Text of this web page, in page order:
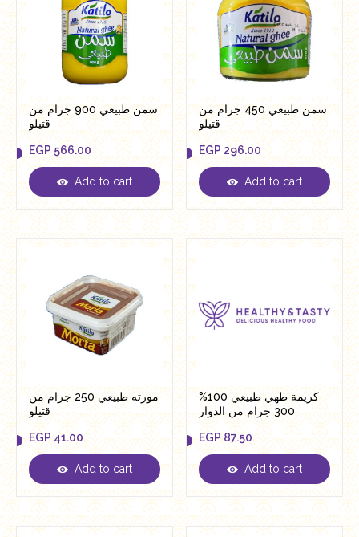
سمن طبيعي 900 جرام من
قتيلو
EGP 566.00
EGP 566.00
Add to cart
سمن طبيعي 450 جرام من
قتيلو
EGP 296.00
EGP 296.00
Add to cart
مورته طبيعي 250 جرام من
قتيلو
EGP 41.00
EGP41.00
Add to cart
كريمة طهي طبيعي 100%
300 جرام من الدوار
EGP 87.50
EGP87.50
Add to cart